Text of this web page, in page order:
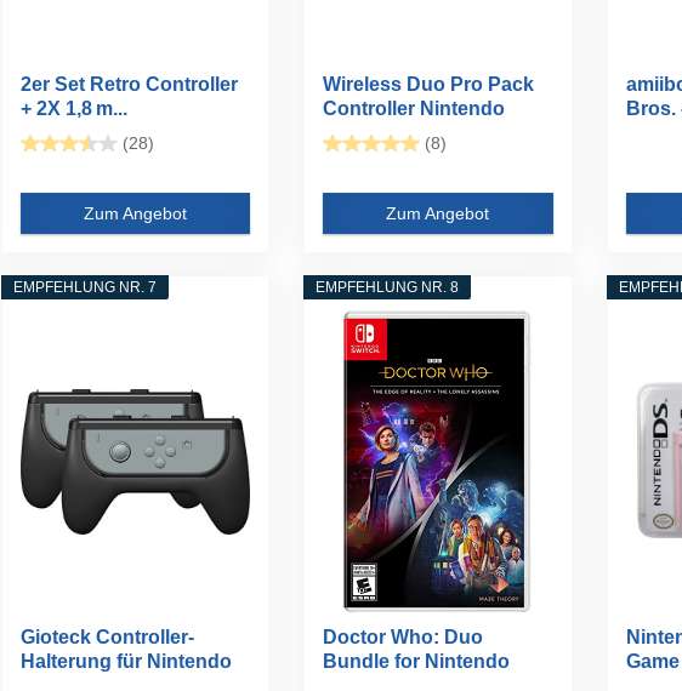
2er Set Retro Controller
+ 2X 1,8 m...
(28)
Zum Angebot
Wireless Duo Pro Pack
Controller Nintendo
Switch...
(8)
Zum Angebot
Bros.
EMPFEHLUNG NR. 7
Gioteck Controller-
Halterung für Nintendo
EMPFEHLUNG NR. 8
Doctor Who: Duo
Bundle for Nintendo